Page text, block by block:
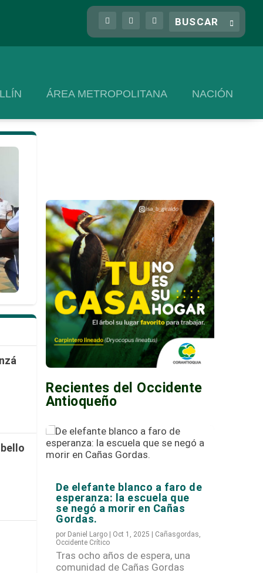
ÁREA METROPOLITANA NACIÓN
Recientes del Occidente
Antioqueño
De elefante blanco a faro de
esperanza: la escuela que
se negó a morir en Cañas
Gordas.
por Daniel Largo | Oct 1, 2025 | Cañasgordas
Occidente Crítico
Tras ocho años de espera, una
comunidad de Cañas Gordas